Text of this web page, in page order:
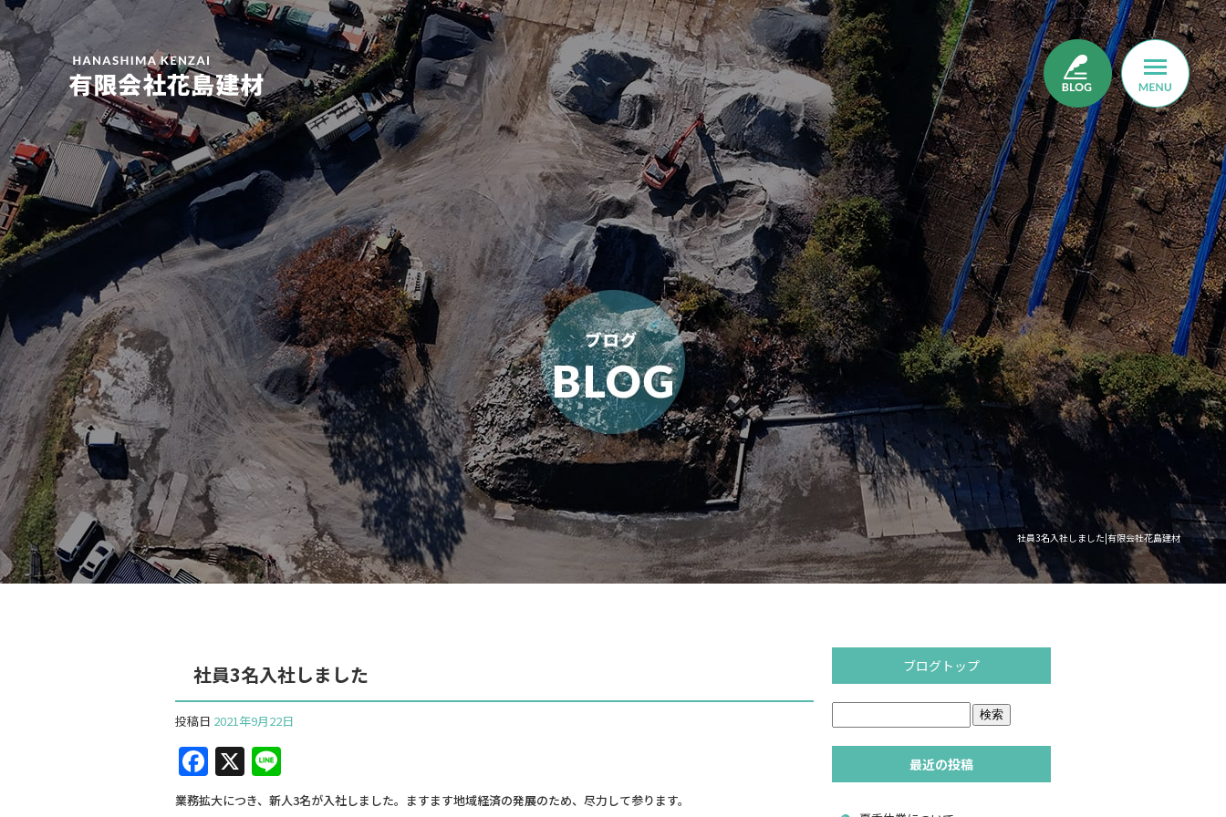
社員3名入社しました|有限会社花島建材
社員3名入社しました
投稿日 2021年9月22日
F
a
X
n
業務拡大につき、新人3名が入社しました。ますます地域経済の発展のため、尽力して参ります。
ブログトップ
最近の投稿